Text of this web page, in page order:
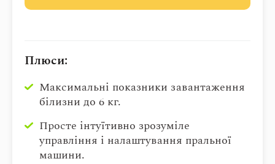
Плюси:
Максимальні показники завантаження
білизни до 6 кг.
Просте інтуїтивно зрозуміле
управління і налаштування пральної
машини.